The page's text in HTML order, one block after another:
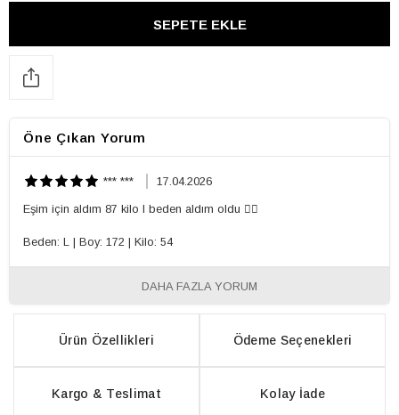
Öne Çıkan Yorum
*** *** 17.04.2026
Eşim için aldım 87 kilo l beden aldım oldu 👍🏻
Beden: L | Boy: 172 | Kilo: 54
DAHA FAZLA YORUM
Ürün Özellikleri Ödeme Seçenekleri
Kargo & Teslimat Kolay İade